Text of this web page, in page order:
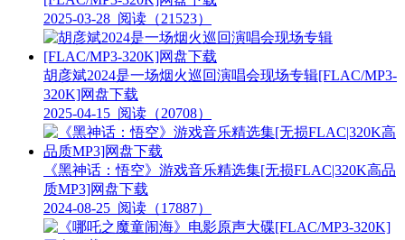
2025-03-28 阅读（21523）
胡彦斌2024是一场烟火巡回演唱会现场专辑[FLAC/MP3-
320K]网盘下载
2025-04-15 阅读（20708）
《黑神话：悟空》游戏音乐精选集[无损FLAC|320K高品
质MP3]网盘下载
2024-08-25 阅读（17887）